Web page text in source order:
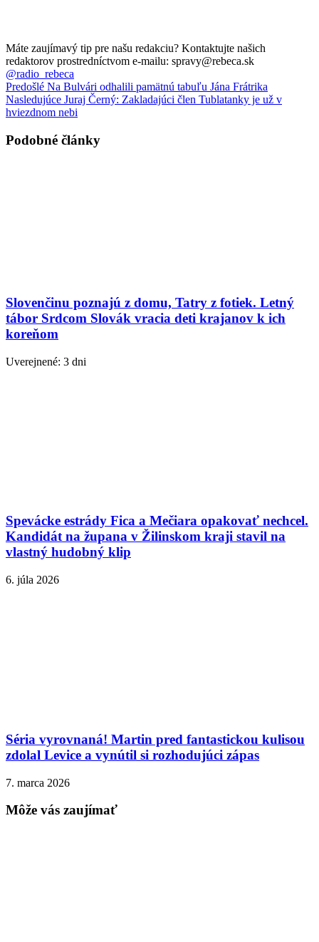
Máte zaujímavý tip pre našu redakciu? Kontaktujte našich
redaktorov prostredníctvom e-mailu: spravy@rebeca.sk
@radio_rebeca
Predošlé Na Bulvári odhalili pamätnú tabuľu Jána Frátrika
Nasledujúce Juraj Černý: Zakladajúci člen Tublatanky je už v
hviezdnom nebi
Podobné články
Slovenčinu poznajú z domu, Tatry z fotiek. Letný
tábor Srdcom Slovák vracia deti krajanov k ich
koreňom
Uverejnené: 3 dni
Spevácke estrády Fica a Mečiara opakovať nechcel.
Kandidát na župana v Žilinskom kraji stavil na
vlastný hudobný klip
6. júla 2026
Séria vyrovnaná! Martin pred fantastickou kulisou
zdolal Levice a vynútil si rozhodujúci zápas
7. marca 2026
Môže vás zaujímať